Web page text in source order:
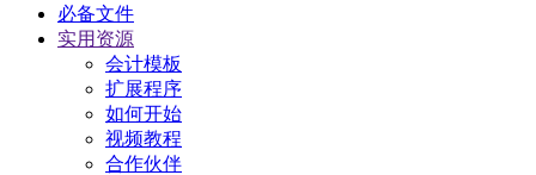
必备文件
实用资源
会计模板
扩展程序
如何开始
视频教程
合作伙伴